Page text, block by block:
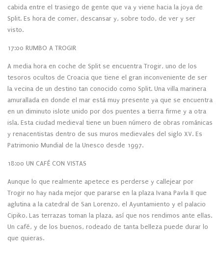
cabida entre el trasiego de gente que va y viene hacia la joya de
Split. Es hora de comer, descansar y, sobre todo, de ver y ser
visto.
17:00 RUMBO A TROGIR
A media hora en coche de Split se encuentra Trogir, uno de los
tesoros ocultos de Croacia que tiene el gran inconveniente de ser
la vecina de un destino tan conocido como Split. Una villa marinera
amurallada en donde el mar está muy presente ya que se encuentra
en un diminuto islote unido por dos puentes a tierra firme y a otra
isla. Esta ciudad medieval tiene un buen número de obras románicas
y renacentistas dentro de sus muros medievales del siglo XV. Es
Patrimonio Mundial de la Unesco desde 1997.
18:00 UN CAFÉ CON VISTAS
Aunque lo que realmente apetece es perderse y callejear por
Trogir no hay nada mejor que pararse en la plaza Ivana Pavla II que
aglutina a la catedral de San Lorenzo, el Ayuntamiento y el palacio
Cipiko. Las terrazas toman la plaza, así que nos rendimos ante ellas.
Un café, y de los buenos, rodeado de tanta belleza puede durar lo
que quieras.